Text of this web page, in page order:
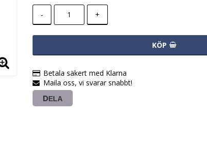
- +
KÖP
Betala säkert med Klarna
Maila oss, vi svarar snabbt!
DELA